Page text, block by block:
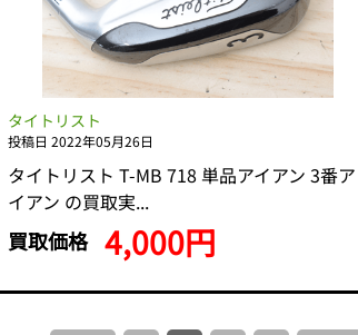
タイトリスト
投稿日 2022年05月26日
タイトリスト T-MB 718 単品アイアン 3番ア
イアン の買取実...
買取価格 4,000円